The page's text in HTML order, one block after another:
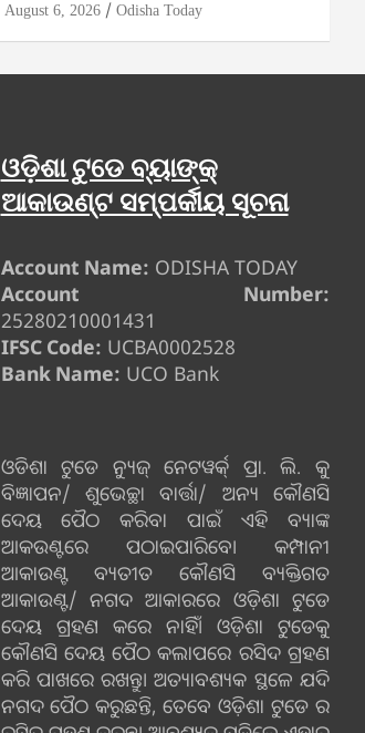
August 6, 2026 Odisha Today
ଓଡ଼ିଶା ଟୁଡେ ବ୍ୟାଙ୍କ୍
ଆକାଉଣ୍ଟ ସମ୍ପର୍କୀୟ ସୂଚନା
Account Name: ODISHA TODAY
Account Number:
25280210001431
IFSC Code: UCBA0002528
Bank Name: UCO Bank
ଓଡିଶା ଟୁଡେ ନ୍ୟୁଜ୍ ନେଟୱର୍କ୍ ପ୍ରା. ଲି. କୁ
ବିଜ୍ଞାପନ/ ଶୁଭେଚ୍ଛା ବାର୍ତ୍ତା/ ଅନ୍ୟ କୌଣସି
ଦେୟ ପୈଠ କରିବା ପାଇଁ ଏହି ବ୍ୟାଙ୍କ
ଆକଉଣ୍ଟରେ ପଠାଇପାରିବେ। କମ୍ପାନୀ
ଆକାଉଣ୍ଟ ବ୍ୟତୀତ କୌଣସି ବ୍ୟକ୍ତିଗତ
ଆକାଉଣ୍ଟ/ ନଗଦ ଆକାରରେ ଓଡ଼ିଶା ଟୁଡେ
ଦେୟ ଗ୍ରହଣ କରେ ନାହିଁ। ଓଡ଼ିଶା ଟୁଡେକୁ
କୌଣସି ଦେୟ ପୈଠ କଲାପରେ ରସିଦ ଗ୍ରହଣ
କରି ପାଖରେ ରଖନ୍ତୁ। ଅତ୍ୟାବଶ୍ୟକ ସ୍ଥଳେ ଯଦି
ନଗଦ ପୈଠ କରୁଛନ୍ତି, ତେବେ ଓଡ଼ିଶା ଟୁଡେ ର